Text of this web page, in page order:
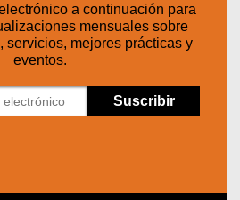
a continuación para
mensuales sobre
servicios, mejores prácticas y
eventos.